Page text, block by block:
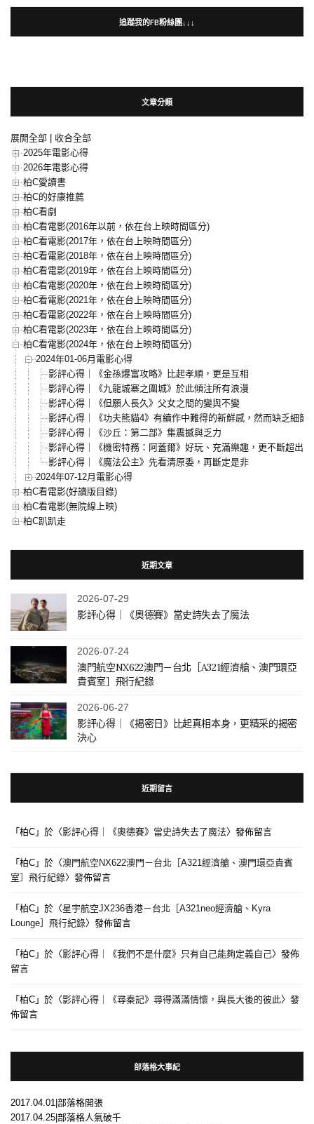
追蹤我的FB粉絲團↓↓↓
文章分類
展開全部
收合全部
2025年電影心得
2026年電影心得
柏C愛讀書
柏C的好康推薦
柏C看劇
柏C看電影(2016年以前，依在台上映時間區分)
柏C看電影(2017年，依在台上映時間區分)
柏C看電影(2018年，依在台上映時間區分)
柏C看電影(2019年，依在台上映時間區分)
柏C看電影(2020年，依在台上映時間區分)
柏C看電影(2021年，依在台上映時間區分)
柏C看電影(2022年，依在台上映時間區分)
柏C看電影(2023年，依在台上映時間區分)
柏C看電影(2024年，依在台上映時間區分)
2024年01-06月電影心得
影評心得｜《金孫爆富攻略》比起孝順，更是互相
影評心得｜《九龍城寨之圍城》於此傾注所有浪漫
影評心得｜《但願人長久》父女之間的變與不變
影評心得｜《功夫熊貓4》有續作中難得的新鮮感，然而缺乏細節
影評心得｜《沙丘：第二部》集震撼與乏力
影評心得｜《機密特務：阿蓋爾》好玩、充滿樂趣，更不斷超出
影評心得｜《魔法公主》先看清原委，再斷定是非
2024年07-12月電影心得
柏C看電影(好讀版目錄)
柏C看電影(無院線上映)
柏C趴趴走
近期文章
2026-07-29
影評心得｜《奧德賽》當史詩失去了魔法
2026-07-24
澳門航空NX622澳門－台北［A321經濟艙、澳門環亞
貴賓室］飛行紀錄
2026-06-27
影評心得｜《揭密日》比起真相本身，更精采的揭密
決心
近期留言
「 柏C 」於〈影評心得｜《奧德賽》當史詩失去了魔法〉發佈留言
「 柏C 」於〈澳門航空NX622澳門－台北［A321經濟艙、澳門環亞貴賓
室］飛行紀錄〉發佈留言
「 柏C 」於〈星宇航空JX236香港－台北［A321neo經濟艙、Kyra
Lounge］飛行紀錄〉發佈留言
「 柏C 」於〈影評心得｜《我們不是什麼》只有自己能夠定義自己〉發佈
留言
「 柏C 」於〈影評心得｜《尋秦記》尋得滿滿情懷，與長大後的彼此〉發
佈留言
部落格大事紀
2017.04.01|部落格開張
2017.04.25|部落格人氣破千